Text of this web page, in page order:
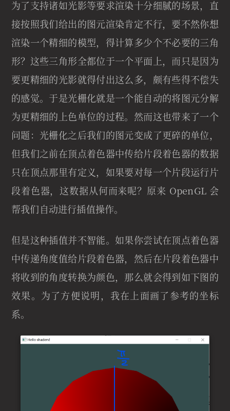
为了支持诸如光影等要求渲染十分细腻的场景，直
接按照我们给出的图元渲染肯定不行，要不然你想
渲染一个精细的模型，得计算多少个不必要的三角
形？这些三角形全都位于一个平面上，而只是因为
要更精细的光影就得付出这么多，颇有些得不偿失
的感觉。于是光栅化就是一个能自动的将图元分解
为更精细的上色单位的过程。然而这也带来了一个
问题：光栅化之后我们的图元变成了更碎的单位，
但我们之前在顶点着色器中传给片段着色器的数据
只在顶点那里有定义，如果要对每一个片段运行片
段着色器，这数据从何而来呢？原来 OpenGL 会
帮我们自动进行插值操作。
但是这种插值并不智能。如果你尝试在顶点着色器
中传递角度值给片段着色器，然后在片段着色器中
将收到的角度转换为颜色，那么就会得到如下图的
效果。为了方便说明，我在上面画了参考的坐标
系。